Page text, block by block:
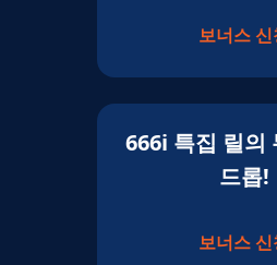
보너스 신
666i 특집 릴의
드롭!
보너스 신